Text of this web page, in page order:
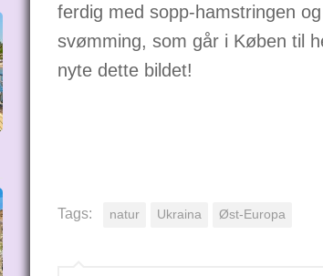
ferdig med sopp-hamstringen
svømming, som går i Køben til
nyte dette bildet!
Tags: natur Ukraina Øst-Europa